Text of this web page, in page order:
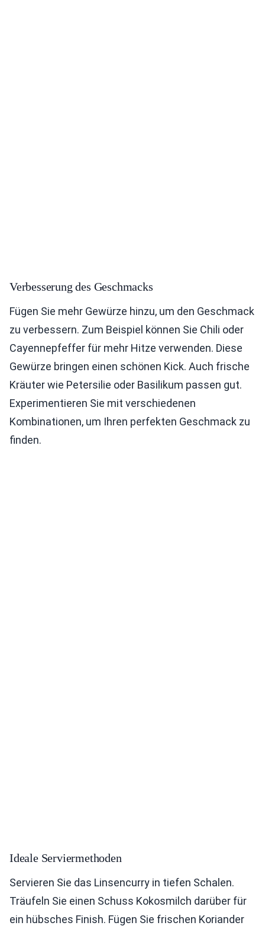
Verbesserung des Geschmacks
Fügen Sie mehr Gewürze hinzu, um den Geschmack
zu verbessern. Zum Beispiel können Sie Chili oder
Cayennepfeffer für mehr Hitze verwenden. Diese
Gewürze bringen einen schönen Kick. Auch frische
Kräuter wie Petersilie oder Basilikum passen gut.
Experimentieren Sie mit verschiedenen
Kombinationen, um Ihren perfekten Geschmack zu
finden.
Ideale Serviermethoden
Servieren Sie das Linsencurry in tiefen Schalen.
Träufeln Sie einen Schuss Kokosmilch darüber für
ein hübsches Finish. Fügen Sie frischen Koriander